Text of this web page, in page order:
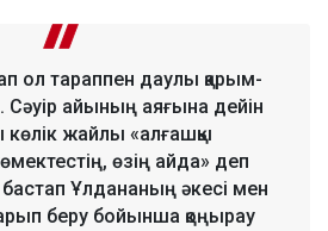
ол тараппен даулы қарым-
Сәуір айының аяғына дейін
жайлы «алғашқы
өзің айда» деп
Ұлдананың әкесі мен
беру бойынша қоңырау